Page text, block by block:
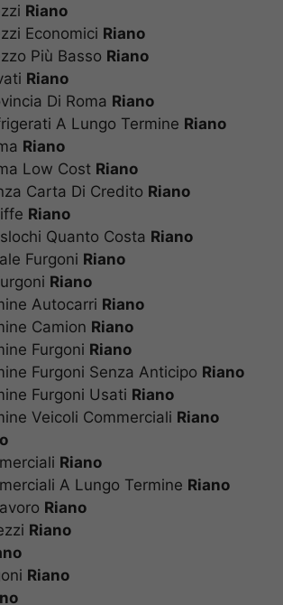
Riano
EconomiciRiano
Più BassoRiano
Riano
Di RomaRiano
A Lungo TermineRiano
Riano
Low CostRiano
Carta Di CreditoRiano
Riano
Quanto CostaRiano
FurgoniRiano
Riano
AutocarriRiano
CamionRiano
FurgoniRiano
Furgoni Senza AnticipoRiano
Furgoni UsatiRiano
Veicoli CommercialiRiano
Riano
A Lungo TermineRiano
Riano
Riano
Riano